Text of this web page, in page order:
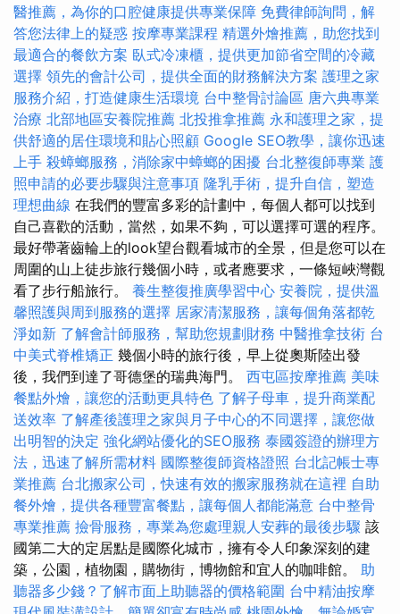
醫推薦，為你的口腔健康提供專業保障 免費律師詢問，解
答您法律上的疑惑 按摩專業課程 精選外燴推薦，助您找到
最適合的餐飲方案 臥式冷凍櫃，提供更加節省空間的冷藏
選擇 領先的會計公司，提供全面的財務解決方案 護理之家
服務介紹，打造健康生活環境 台中整骨討論區 唐六典專業
治療 北部地區安養院推薦 北投推拿推薦 永和護理之家，提
供舒適的居住環境和貼心照顧 Google SEO教學，讓你迅速
上手 殺蟑螂服務，消除家中蟑螂的困擾 台北整復師專業 護
照申請的必要步驟與注意事項 隆乳手術，提升自信，塑造
理想曲線 在我們的豐富多彩的計劃中，每個人都可以找到
自己喜歡的活動，當然，如果不夠，可以選擇可選的程序。
最好帶著齒輪上的look望台觀看城市的全景，但是您可以在
周圍的山上徒步旅行幾個小時，或者應要求，一條短峽灣觀
看了步行船旅行。 養生整復推廣學習中心 安養院，提供溫
馨照護與周到服務的選擇 居家清潔服務，讓每個角落都乾
淨如新 了解會計師服務，幫助您規劃財務 中醫推拿技術 台
中美式脊椎矯正 幾個小時的旅行後，早上從奧斯陸出發
後，我們到達了哥德堡的瑞典海門。 西屯區按摩推薦 美味
餐點外燴，讓您的活動更具特色 了解子母車，提升商業配
送效率 了解產後護理之家與月子中心的不同選擇，讓您做
出明智的決定 強化網站優化的SEO服務 泰國簽證的辦理方
法，迅速了解所需材料 國際整復師資格證照 台北記帳士專
業推薦 台北搬家公司，快速有效的搬家服務就在這裡 自助
餐外燴，提供各種豐富餐點，讓每個人都能滿意 台中整骨
專業推薦 撿骨服務，專業為您處理親人安葬的最後步驟 該
國第二大的定居點是國際化城市，擁有令人印象深刻的建
築，公園，植物園，購物街，博物館和宜人的咖啡館。 助
聽器多少錢？了解市面上助聽器的價格範圍 台中精油按摩